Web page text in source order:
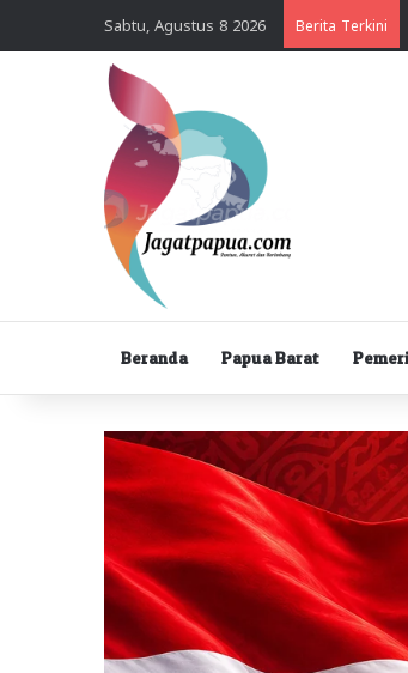
Sabtu, Agustus 8 2026 Berita Terkini
Beranda Papua Barat